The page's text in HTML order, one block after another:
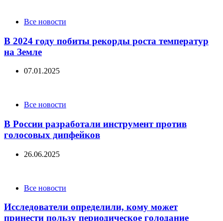
CategoriesВсе новости
В 2024 году побиты рекорды роста температур
на Земле
07.01.2025
CategoriesВсе новости
В России разработали инструмент против
голосовых дипфейков
26.06.2025
CategoriesВсе новости
Исследователи определили, кому может
принести пользу периодическое голодание